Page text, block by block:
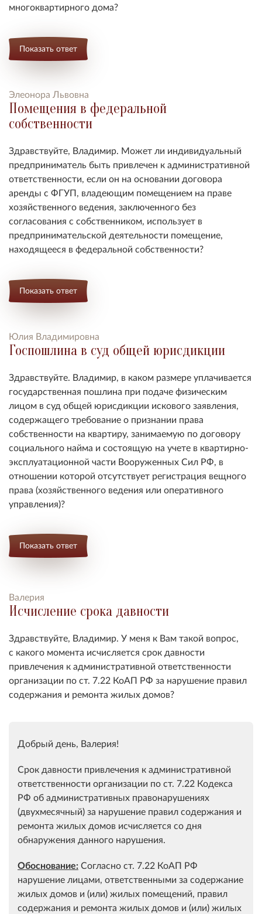
многоквартирного дома?
Показать ответ
Элеонора Львовна
Помещения в федеральной
собственности
Здравствуйте, Владимир. Может ли индивидуальный
предприниматель быть привлечен к административной
ответственности, если он на основании договора
аренды с ФГУП, владеющим помещением на праве
хозяйственного ведения, заключенного без
согласования с собственником, использует в
предпринимательской деятельности помещение,
находящееся в федеральной собственности?
Показать ответ
Юлия Владимировна
Госпошлина в суд общей юрисдикции
Здравствуйте. Владимир, в каком размере уплачивается
государственная пошлина при подаче физическим
лицом в суд общей юрисдикции искового заявления,
содержащего требование о признании права
собственности на квартиру, занимаемую по договору
социального найма и состоящую на учете в квартирно-
эксплуатационной части Вооруженных Сил РФ, в
отношении которой отсутствует регистрация вещного
права (хозяйственного ведения или оперативного
управления)?
Показать ответ
Валерия
Исчисление срока давности
Здравствуйте, Владимир. У меня к Вам такой вопрос,
с какого момента исчисляется срок давности
привлечения к административной ответственности
организации по ст. 7.22 КоАП РФ за нарушение правил
содержания и ремонта жилых домов?
Добрый день, Валерия!
Срок давности привлечения к административной
ответственности организации по ст. 7.22 Кодекса
РФ об административных правонарушениях
(двухмесячный) за нарушение правил содержания и
ремонта жилых домов исчисляется со дня
обнаружения данного нарушения.
Обоснование: Согласно ст. 7.22 КоАП РФ
нарушение лицами, ответственными за содержание
жилых домов и (или) жилых помещений, правил
содержания и ремонта жилых домов и (или) жилых